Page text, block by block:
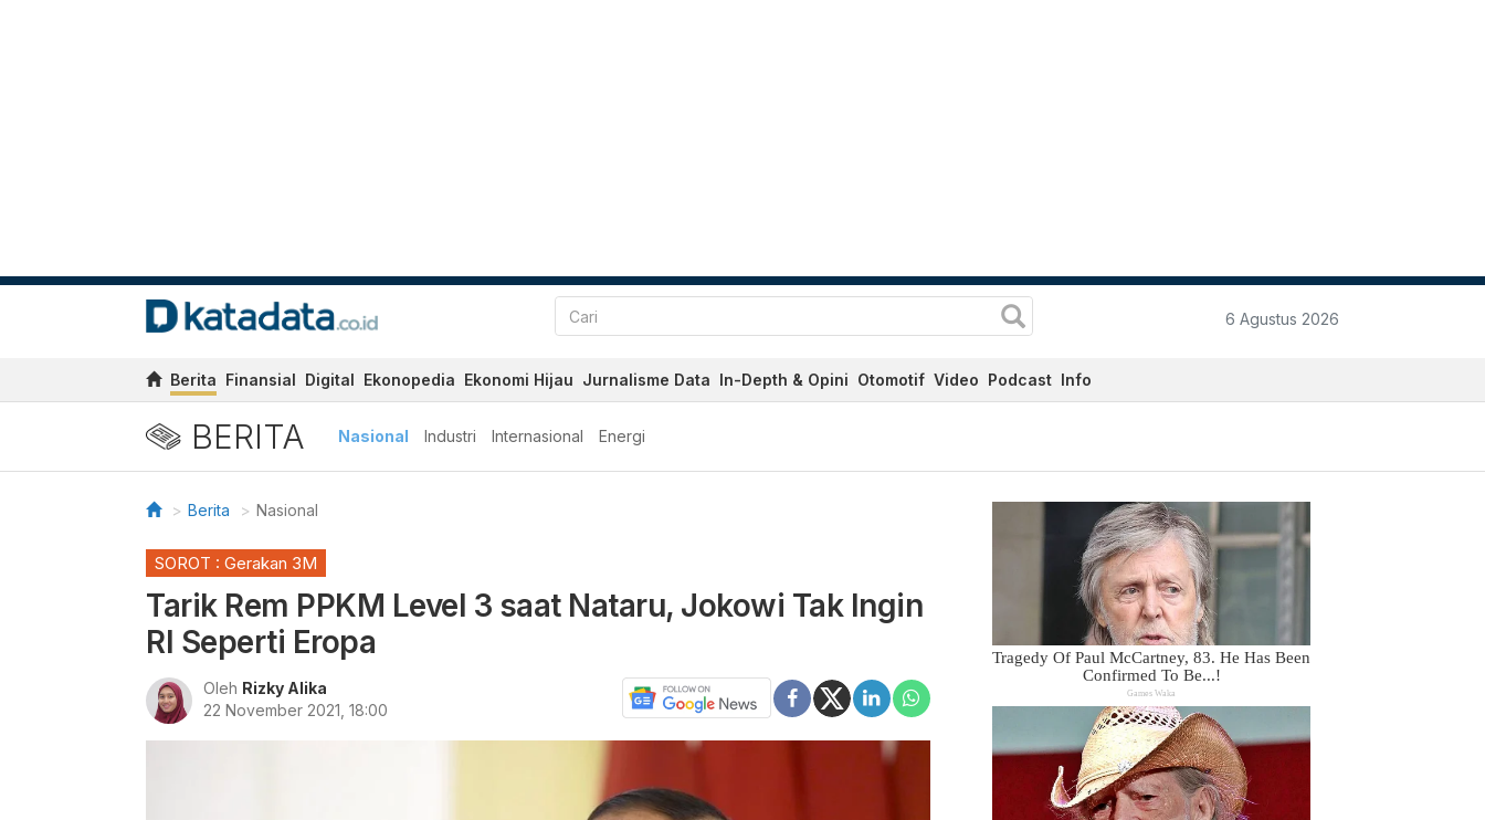
6 Agustus 2026
Berita Finansial Digital Ekonopedia Ekonomi Hijau Jurnalisme Data In-Depth & Opini Otomotif Video Podcast Info
BERITA Nasional Industri Internasional Energi
Berita Nasional
SOROT : Gerakan 3M
Tarik Rem PPKM Level 3 saat Nataru, Jokowi Tak Ingin
RI Seperti Eropa
Oleh Rizky Alika
22 November 2021, 18:00